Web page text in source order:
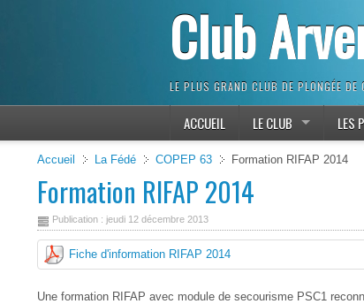
Club
LE PLUS GRAND CLUB DE PLONGÉE DE
ACCUEIL LE CLUB LES
Accueil La Fédé COPEP 63 Formation RIFAP 2014
Formation RIFAP 2014
Publication : jeudi 12 décembre 2013
Fiche d'information RIFAP 2014
Une formation RIFAP avec module de secourisme PSC1